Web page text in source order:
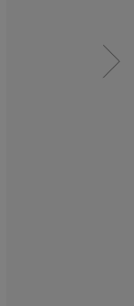
Sie eine
erhalten Sie
Optionen und